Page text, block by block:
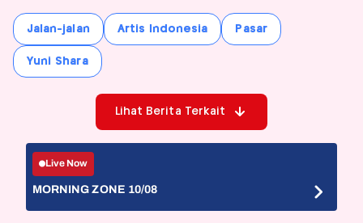
Jalan-jalan Artis Indonesia Pasar
Yuni Shara
Lihat Berita Terkait
Live Now
MORNING ZONE 10/08